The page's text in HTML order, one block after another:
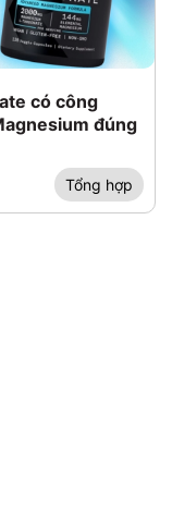
có công
đúng
Tổng hợp